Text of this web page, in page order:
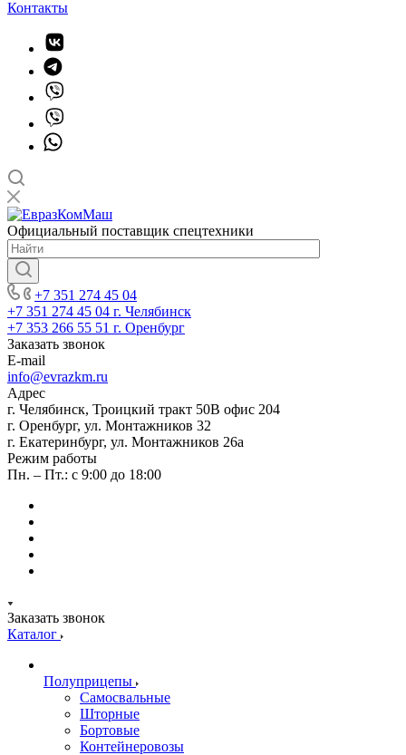
Контакты
Официальный поставщик спецтехники
+7 351 274 45 04
+7 351 274 45 04 г. Челябинск
+7 353 266 55 51 г. Оренбург
Заказать звонок
E-mail
info@evrazkm.ru
Адрес
г. Челябинск, Троицкий тракт 50В офис 204
г. Оренбург, ул. Монтажников 32
г. Екатеринбург, ул. Монтажников 26а
Режим работы
Пн. – Пт.: с 9:00 до 18:00
Заказать звонок
Каталог
Полуприцепы
Самосвальные
Шторные
Бортовые
Контейнеровозы